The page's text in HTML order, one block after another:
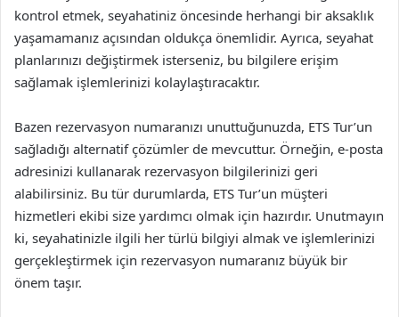
kontrol etmek, seyahatiniz öncesinde herhangi bir aksaklık
yaşamamanız açısından oldukça önemlidir. Ayrıca, seyahat
planlarınızı değiştirmek isterseniz, bu bilgilere erişim
sağlamak işlemlerinizi kolaylaştıracaktır.
Bazen rezervasyon numaranızı unuttuğunuzda, ETS Tur’un
sağladığı alternatif çözümler de mevcuttur. Örneğin, e-posta
adresinizi kullanarak rezervasyon bilgilerinizi geri
alabilirsiniz. Bu tür durumlarda, ETS Tur’un müşteri
hizmetleri ekibi size yardımcı olmak için hazırdır. Unutmayın
ki, seyahatinizle ilgili her türlü bilgiyi almak ve işlemlerinizi
gerçekleştirmek için rezervasyon numaranız büyük bir
önem taşır.